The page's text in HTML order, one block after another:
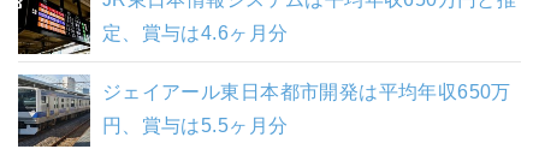
定、賞与は4.6ヶ月分
ジェイアール東日本都市開発は平均年収650万
円、賞与は5.5ヶ月分